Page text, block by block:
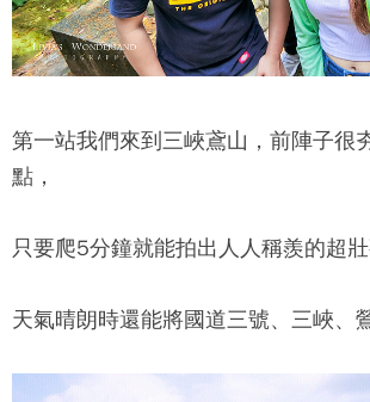
第一站我們來到三峽鳶山，前陣子很
點，
只要爬5分鐘就能拍出人人稱羨的超壯
天氣晴朗時還能將國道三號、三峽、